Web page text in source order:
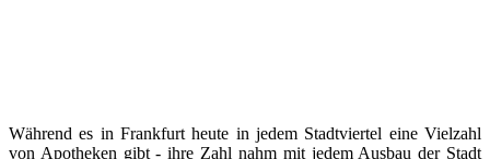
Während es in Frankfurt heute in jedem Stadtviertel eine Vielzahl
von Apotheken gibt - ihre Zahl nahm mit jedem Ausbau der Stadt